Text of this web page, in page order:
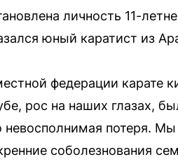
личность 11-
юный каратист из
федерации карате
рос на наших глазах,
невосполнимая потеря.
соболезнования